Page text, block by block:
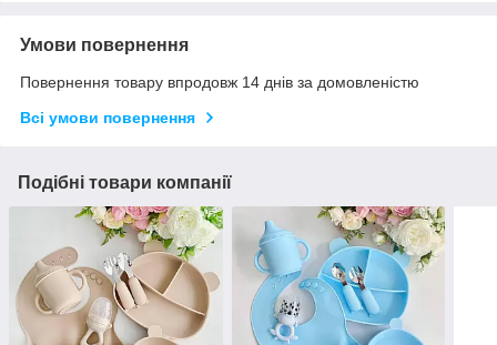
Умови повернення
Повернення товару впродовж 14 днів за домовленістю
Всі умови повернення
Подібні товари компанії